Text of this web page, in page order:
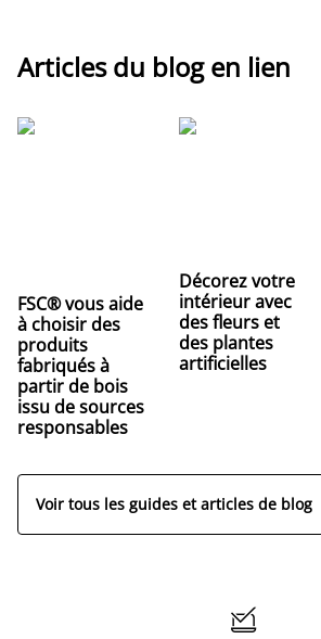
Articles du blog en lien
FSC® vous aide
à choisir des
produits
fabriqués à
partir de bois
issu de sources
responsables
Décorez votre
intérieur avec
des fleurs et
des plantes
artificielles
Voir tous les guides et articles de blog
